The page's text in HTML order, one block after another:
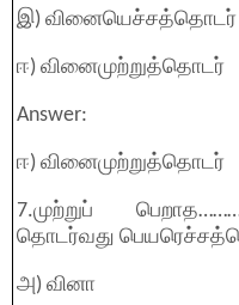
இ) வினையெச்சத்தொடர்
ஈ) வினைமுற்றுத்தொடர்
Answer:
ஈ) வினைமுற்றுத்தொடர்
7.முற்றுப்
தொடர்வது
அ) வினா